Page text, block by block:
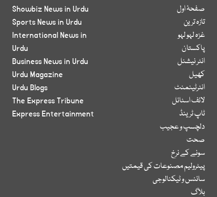
صفحۂ اول
تازہ ترین
غزہ لہو لہو
پاکستان
انٹر نیشنل
کھیل
انٹرٹینمنٹ
لائف اسٹائل
ٹاپ ٹرینڈ
دلچسپ و عجیب
صحت
سونے کے نرخ
پیٹرولیم مصنوعات کی قیمتیں
سائنس و ٹیکنالوجی
بلاگ
Showbiz News in Urdu
Sports News in Urdu
International News in
Urdu
Business News in Urdu
Urdu Magazine
Urdu Blogs
The Express Tribune
Express Entertainment